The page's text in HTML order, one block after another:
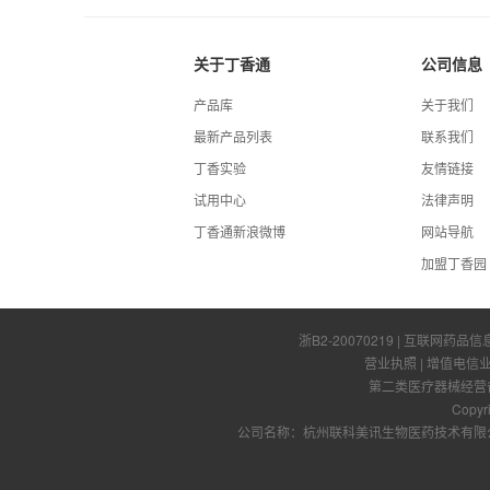
关于丁香通
产品库
最新产品列表
丁香实验
试用中心
丁香通新浪微博
公司信息
关于我们
联系我们
友情链接
法律声明
网站导航
加盟丁香园
浙B2-20070219 | 互联网药品信
营业执照 | 增值电信
第二类医疗器械经
公司名称：杭州联科美讯生物医药技术有